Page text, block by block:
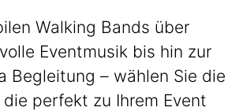
Walking Bands über
Eventmusik bis hin zur
Begleitung – wählen Sie die
die perfekt zu Ihrem Event